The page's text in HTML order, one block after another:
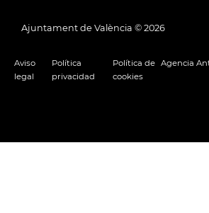
Ajuntament de València © 2026
Aviso
legal
Política
privacidad
Política de
cookies
Agencia